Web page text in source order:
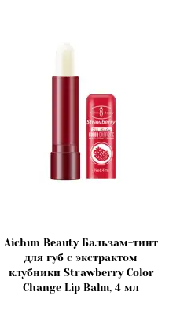
Aichun Beauty Бальзам-тинт
для губ с экстрактом
клубники Strawberry Color
Change Lip Balm, 4 мл